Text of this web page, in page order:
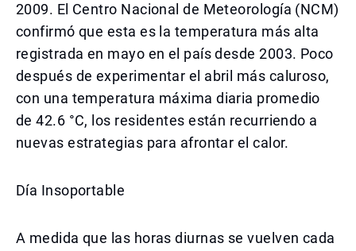
2009. El Centro Nacional de Meteorología (NCM)
confirmó que esta es la temperatura más alta
registrada en mayo en el país desde 2003. Poco
después de experimentar el abril más caluroso,
con una temperatura máxima diaria promedio
de 42.6 °C, los residentes están recurriendo a
nuevas estrategias para afrontar el calor.
Día Insoportable
A medida que las horas diurnas se vuelven cada